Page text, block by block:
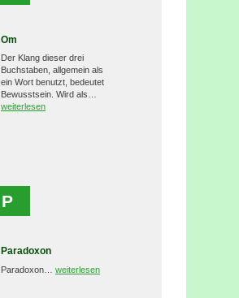
Om
Der Klang dieser drei
Buchstaben, allgemein als
ein Wort benutzt, bedeutet
Bewusstsein. Wird als…
weiterlesen
P
Paradoxon
Paradoxon… weiterlesen